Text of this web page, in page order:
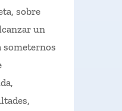
sobre
un
someternos